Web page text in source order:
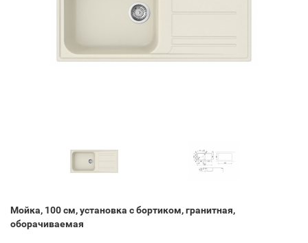
Мойка, 100 см, установка с бортиком, гранитная,
оборачиваемая